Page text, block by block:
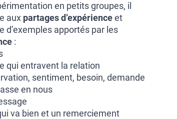
en petits groupes, il
aux partages d’expérienceet
d’exemples apportés par les
:
qui entravent la relation
sentiment, besoin, demande
en nous
va bien et un remerciement